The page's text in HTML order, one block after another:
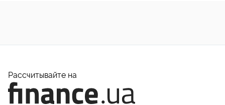
Рассчитывайте на